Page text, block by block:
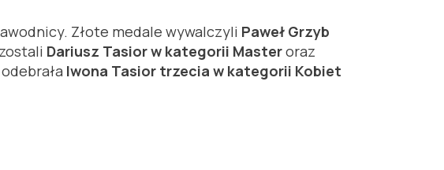
Złote medale wywalczyli Paweł Grzyb
Dariusz Tasior w kategorii Masteroraz
Iwona Tasior trzecia w kategorii Kobiet